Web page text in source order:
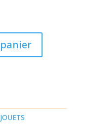
JOUETS